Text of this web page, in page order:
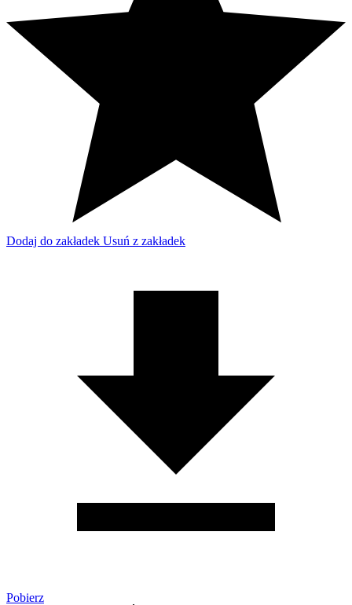
Dodaj do zakładek Usuń z zakładek
Pobierz